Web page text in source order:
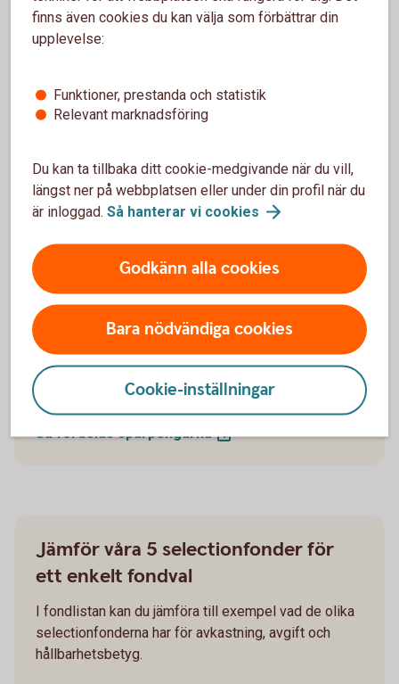
Köp Selection100
Diagrammen visar fondernas normala fördelning.
En selectionfond är det enda du
behöver
Vad innehåller en selectionfond?
Selectionfonderna investerar i andra fonder. Här kan
du se hur ditt sparande är investerat beroende på
vilket belopp och vilken selectionfond du valt.
Så fördelassparpengarna
Jämför våra 5 selectionfonder för
ett enkelt fondval
I fondlistan kan du jämföra till exempel vad de olika
selectionfonderna har för avkastning, avgift och
hållbarhetsbetyg.
finns även cookies du kan välja som förbättrar din
upplevelse:
Funktioner, prestanda och statistik
Relevant marknadsföring
Du kan ta tillbaka ditt cookie-medgivande när du vill,
längst ner på webbplatsen eller under din profil när du
är inloggad. Så hanterar vi cookies
Godkänn alla cookies
Bara nödvändiga cookies
Cookie-inställningar